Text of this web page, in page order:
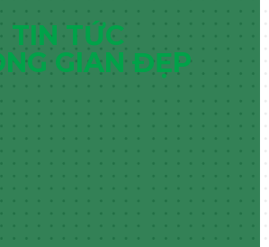
TIN TỨC
GIAN ĐẸP